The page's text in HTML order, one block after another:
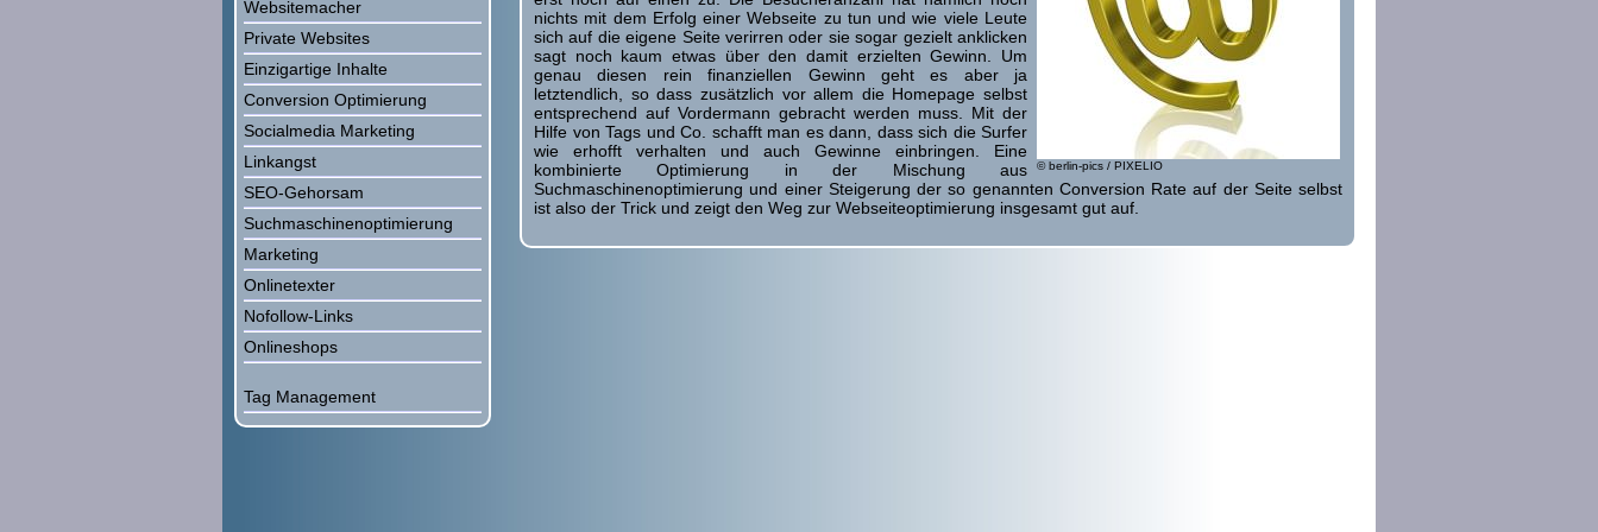
© berlin-pics / PIXELIO
nichts mit dem Erfolg einer Webseite zu tun und wie viele Leute
sich auf die eigene Seite verirren oder sie sogar gezielt anklicken
sagt noch kaum etwas über den damit erzielten Gewinn. Um
genau diesen rein finanziellen Gewinn geht es aber ja
letztendlich, so dass zusätzlich vor allem die Homepage selbst
entsprechend auf Vordermann gebracht werden muss. Mit der
Hilfe von Tags und Co. schafft man es dann, dass sich die Surfer
wie erhofft verhalten und auch Gewinne einbringen. Eine
kombinierte Optimierung in der Mischung aus
Suchmaschinenoptimierung und einer Steigerung der so genannten Conversion Rate auf der Seite selbst
ist also der Trick und zeigt den Weg zur Webseiteoptimierung insgesamt gut auf.
Websitemacher
Private Websites
Einzigartige Inhalte
Conversion Optimierung
Socialmedia Marketing
Linkangst
SEO-Gehorsam
Suchmaschinenoptimierung
Marketing
Onlinetexter
Nofollow-Links
Onlineshops
Tag Management